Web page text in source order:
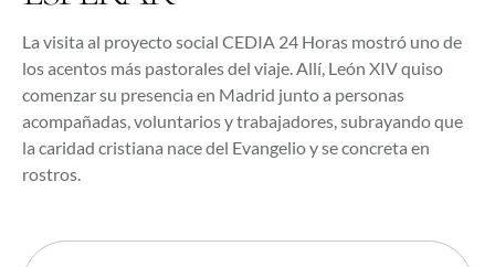
La visita al proyecto social CEDIA 24 Horas mostró uno de
los acentos más pastorales del viaje. Allí, León XIV quiso
comenzar su presencia en Madrid junto a personas
acompañadas, voluntarios y trabajadores, subrayando que
la caridad cristiana nace del Evangelio y se concreta en
rostros.